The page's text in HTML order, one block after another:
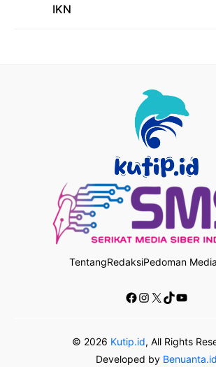
IKN
TentangRedaksiPedoman
Facebook
Instagram
X TikTok
© 2026 Kutip.id, All Rights
Developed by Benuanta.id